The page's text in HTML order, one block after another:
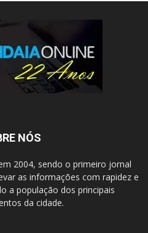
NÓS
2004, sendo o primeiro jornal
as informações com rapidez e
a população dos principais
da cidade.